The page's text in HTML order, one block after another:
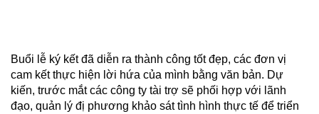
Buổi lễ ký kết đã diễn ra thành công tốt đẹp, các đơn vị
cam kết thực hiện lời hứa của mình bằng văn bản. Dự
kiến, trước mắt các công ty tài trợ sẽ phối hợp với lãnh
đạo, quản lý đị phương khảo sát tình hình thực tế để triển